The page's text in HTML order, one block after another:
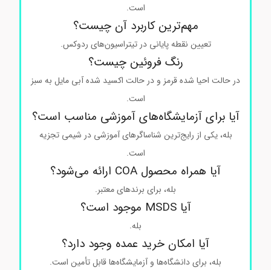
است.
مهم‌ترین کاربرد آن چیست؟
تعیین نقطه پایانی در تیتراسیون‌های ردوکس.
رنگ فروئین چیست؟
در حالت احیا شده قرمز و در حالت اکسید شده آبی مایل به سبز
است.
آیا برای آزمایشگاه‌های آموزشی مناسب است؟
بله، یکی از رایج‌ترین شناساگرهای آموزشی در شیمی تجزیه
است.
آیا همراه محصول COA ارائه می‌شود؟
بله، برای برندهای معتبر.
آیا MSDS موجود است؟
آیا امکان خرید عمده وجود دارد؟
بله، برای دانشگاه‌ها و آزمایشگاه‌ها قابل تأمین است.